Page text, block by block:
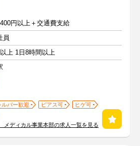
円以上＋交通費支給
員
上 1日8時間以上
ルバー歓迎 ピアス可
ヒゲ可
ディカル事業本部の求人一覧を見る